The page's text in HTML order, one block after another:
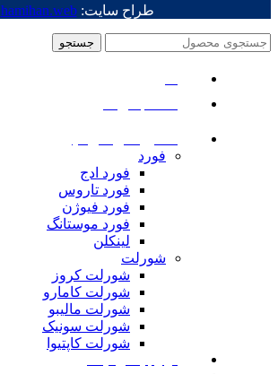
طراح سایت:hamihan.web
جستجو
فورد
فورد ادج
فورد تاروس
فورد فیوژن
فورد موستانگ
لینکلن
شورلت
شورلت کروز
شورلت کامارو
شورلت مالیبو
شورلت سونیک
شورلت کاپتیوا